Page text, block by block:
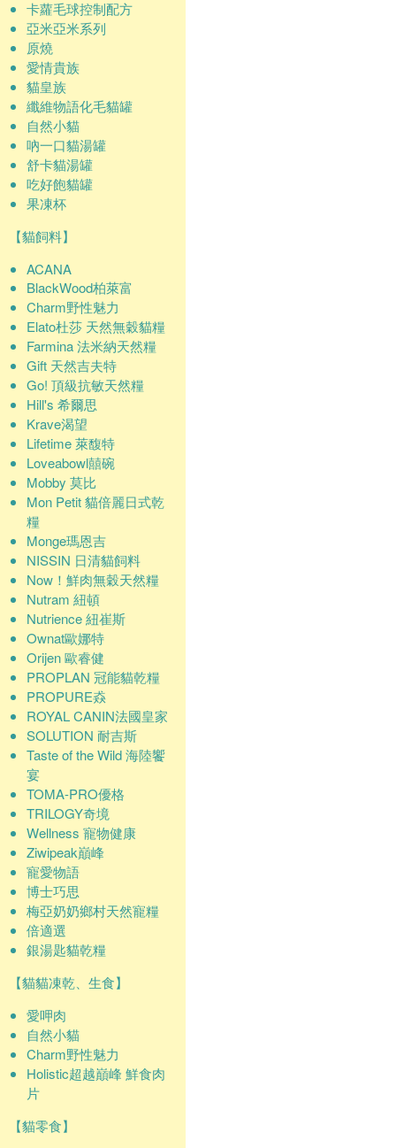
卡蘿毛球控制配方
亞米亞米系列
原燒
愛情貴族
貓皇族
纖維物語化毛貓罐
自然小貓
吶一口貓湯罐
舒卡貓湯罐
吃好飽貓罐
果凍杯
【貓飼料】
ACANA
BlackWood柏萊富
Charm野性魅力
Elato杜莎 天然無穀貓糧
Farmina 法米納天然糧
Gift 天然吉夫特
Go! 頂級抗敏天然糧
Hill's 希爾思
Krave渴望
Lifetime 萊馥特
Loveabowl囍碗
Mobby 莫比
Mon Petit 貓倍麗日式乾
糧
Monge瑪恩吉
NISSIN 日清貓飼料
Now！鮮肉無穀天然糧
Nutram 紐頓
Nutrience 紐崔斯
Ownat歐娜特
Orijen 歐睿健
PROPLAN 冠能貓乾糧
PROPURE猋
ROYAL CANIN法國皇家
SOLUTION 耐吉斯
Taste of the Wild 海陸饗
宴
TOMA-PRO優格
TRILOGY奇境
Wellness 寵物健康
Ziwipeak巔峰
寵愛物語
博士巧思
梅亞奶奶鄉村天然寵糧
倍適選
銀湯匙貓乾糧
【貓貓凍乾、生食】
愛呷肉
自然小貓
Charm野性魅力
Holistic超越巔峰 鮮食肉
片
【貓零食】